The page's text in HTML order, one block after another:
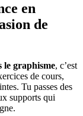
en
de
le graphisme, c’est
de cours,
Tu passes des
supports qui